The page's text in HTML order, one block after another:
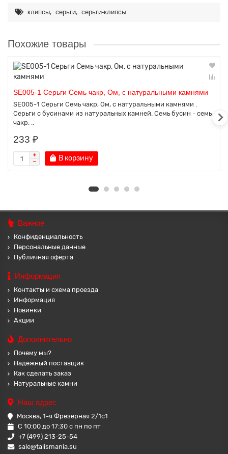
клипсы, серьги, серьги-клипсы
Похожие товары
SE005-1 Серьги Семь чакр, Ом, с натуральными камнями
SE005-1 Серьги Семь чакр, Ом, с натуральными камнями .
Серьги с бусинами из натуральных камней. Семь бусин - семь
чакр. ..
233 ₽
В корзину
Важное
Конфиденциальность
Персональные данные
Публичная оферта
Информация
Контакты и схема проезда
Информация
Новинки
Акции
Дополнительно
Почему мы?
Надёжный поставщик
Как сделать заказ
Натуральные камни
Наш адрес
Москва, 1-я Фрезерная 2/1с1
С 10:00 до 17:30 с пн по пт
+7 (499) 213-25-54
sale@talismania.su